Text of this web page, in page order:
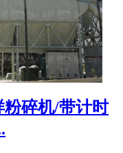
粉碎机/带计时